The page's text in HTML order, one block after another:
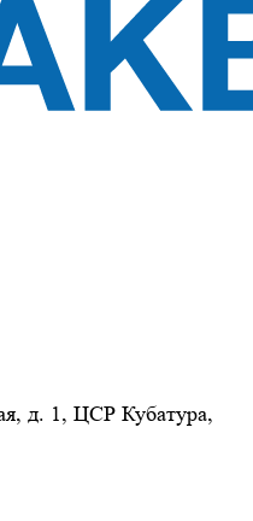
д. 1, ЦСР Кубатура,